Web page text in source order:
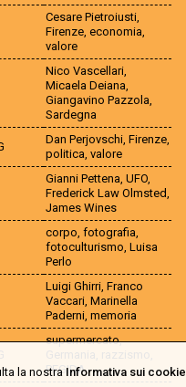
Cesare Pietroiusti,
Firenze, economia,
valore
Nico Vascellari,
Micaela Deiana,
Giangavino Pazzola,
Sardegna
Dan Perjovschi, Firenze,
politica, valore
Gianni Pettena, UFO,
Frederick Law Olmsted,
James Wines
corpo, fotografia,
fotoculturismo, Luisa
Perlo
Luigi Ghirri, Franco
Vaccari, Marinella
Paderni, memoria
supermercato,
Germania, razzismo ,
PEGIDA
la nostraInformativa sui cookie